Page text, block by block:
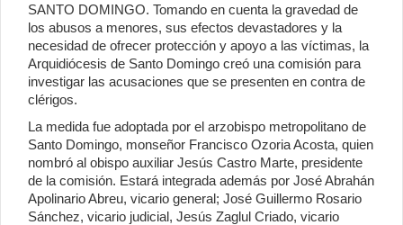
SANTO DOMINGO. Tomando en cuenta la gravedad de
los abusos a menores, sus efectos devastadores y la
necesidad de ofrecer protección y apoyo a las víctimas, la
Arquidiócesis de Santo Domingo creó una comisión para
investigar las acusaciones que se presenten en contra de
clérigos.
La medida fue adoptada por el arzobispo metropolitano de
Santo Domingo, monseñor Francisco Ozoria Acosta, quien
nombró al obispo auxiliar Jesús Castro Marte, presidente
de la comisión. Estará integrada además por José Abrahán
Apolinario Abreu, vicario general; José Guillermo Rosario
Sánchez, vicario judicial, Jesús Zaglul Criado, vicario